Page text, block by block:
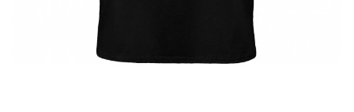
Tricouri de poveste
Colecții speciale